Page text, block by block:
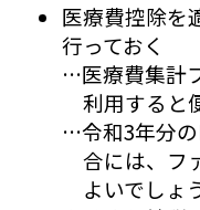
医療費控除を
行っておく
…医療費集計
利用すると
…令和3年分
合には、フ
よいでしょ